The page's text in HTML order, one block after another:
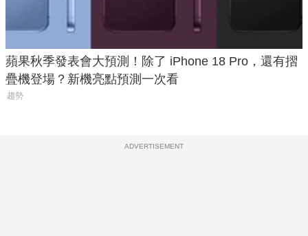
蘋果秋季發表會大預測！除了 iPhone 18 Pro，還有摺
疊機登場？新機亮點預測一次看
趨勢
ADVERTISEMENT